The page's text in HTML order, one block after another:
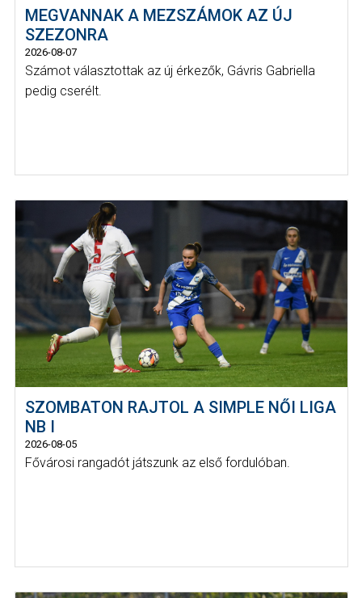
MEGVANNAK A MEZSZÁMOK AZ ÚJ
SZEZONRA
2026-08-07
Számot választottak az új érkezők, Gávris Gabriella
pedig cserélt.
SZOMBATON RAJTOL A SIMPLE NŐI LIGA
NB I
2026-08-05
Fővárosi rangadót játszunk az első fordulóban.